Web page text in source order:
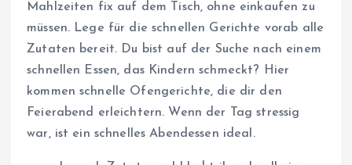
Mahlzeiten fix auf dem Tisch, ohne einkaufen zu
müssen. Lege für die schnellen Gerichte vorab alle
Zutaten bereit. Du bist auf der Suche nach einem
schnellen Essen, das Kindern schmeckt? Hier
kommen schnelle Ofengerichte, die dir den
Feierabend erleichtern. Wenn der Tag stressig
war, ist ein schnelles Abendessen ideal.